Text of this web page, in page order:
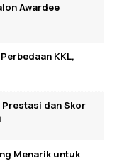
Awardee
KKL,
dan Skor
Menarik untuk